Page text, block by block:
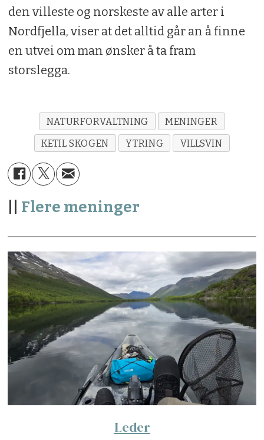
den villeste og norskeste av alle arter i
Nordfjella, viser at det alltid går an å finne
en utvei om man ønsker å ta fram
storslegga.
NATURFORVALTNING
MENINGER
KETIL SKOGEN
YTRING VILLSVIN
Flere meninger
Leder